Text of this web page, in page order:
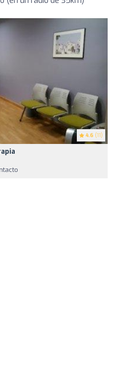
4.6 (11)